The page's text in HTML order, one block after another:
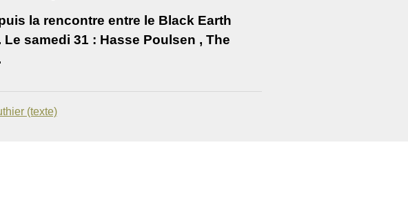
la rencontre entre le Black Earth
samedi 31 : Hasse Poulsen , The
(texte)